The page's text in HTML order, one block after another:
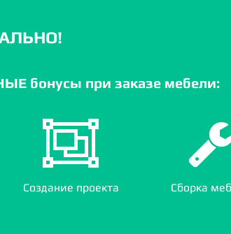
бонусы при заказе мебели:
Создание проекта Сборка